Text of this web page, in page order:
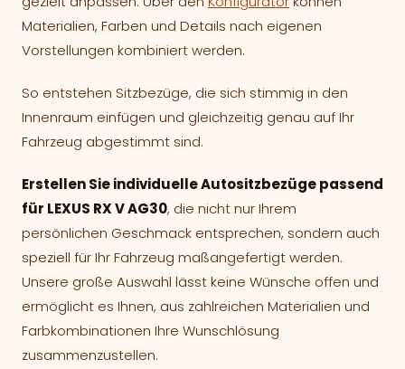
Materialien, Farben und Details nach eigenen
Vorstellungen kombiniert werden.
So entstehen Sitzbezüge, die sich stimmig in den
Innenraum einfügen und gleichzeitig genau auf Ihr
Fahrzeug abgestimmt sind.
Erstellen Sie individuelle Autositzbezüge passend
für LEXUS RX V AG30, die nicht nur Ihrem
persönlichen Geschmack entsprechen, sondern auch
speziell für Ihr Fahrzeug maßangefertigt werden.
Unsere große Auswahl lässt keine Wünsche offen und
ermöglicht es Ihnen, aus zahlreichen Materialien und
Farbkombinationen Ihre Wunschlösung
zusammenzustellen.